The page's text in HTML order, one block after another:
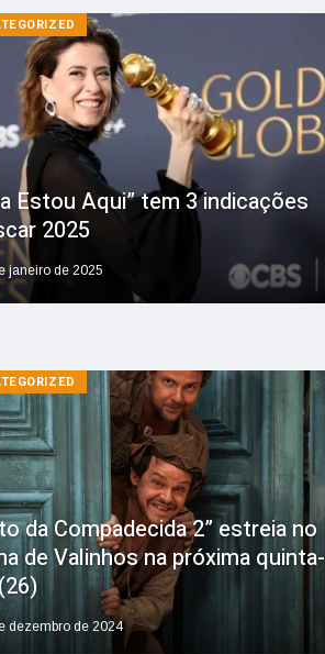
Estou Aqui” tem 3 indicações
2025
janeiro de 2025
da Compadecida 2” estreia no
de Valinhos na próxima quinta-
dezembro de 2024